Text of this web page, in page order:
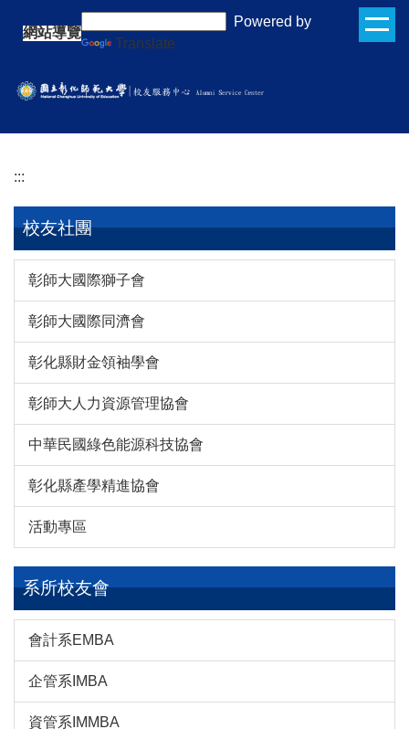
要
內
網站導覽
Powered by
Translate
:::
校友社團
彰師大國際獅子會
彰師大國際同濟會
彰化縣財金領袖學會
彰師大人力資源管理協會
中華民國綠色能源科技協會
彰化縣產學精進協會
活動專區
系所校友會
會計系EMBA
企管系IMBA
資管系IMMBA